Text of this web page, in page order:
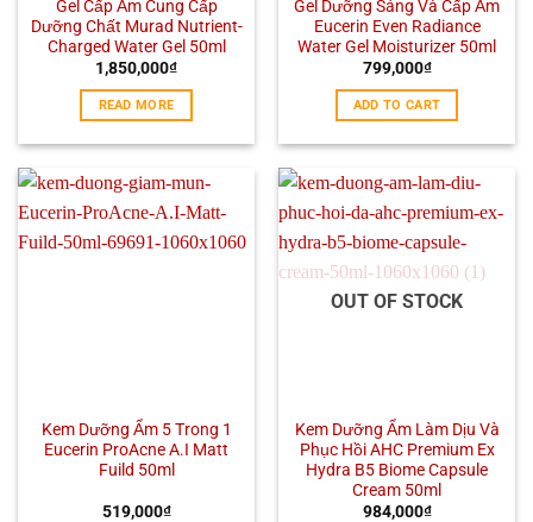
Gel Cấp Ẩm Cung Cấp
Dưỡng Chất Murad Nutrient-
Charged Water Gel 50ml
1,850,000₫
READ MORE
Gel Dưỡng Sáng Và Cấp Ẩm
Eucerin Even Radiance
Water Gel Moisturizer 50ml
799,000₫
ADD TO CART
Kem Dưỡng Ẩm 5 Trong 1
Eucerin ProAcne A.I Matt
Fuild 50ml
519,000₫
OUT OF STOCK
Kem Dưỡng Ẩm Làm Dịu Và
Phục Hồi AHC Premium Ex
Hydra B5 Biome Capsule
Cream 50ml
984,000₫